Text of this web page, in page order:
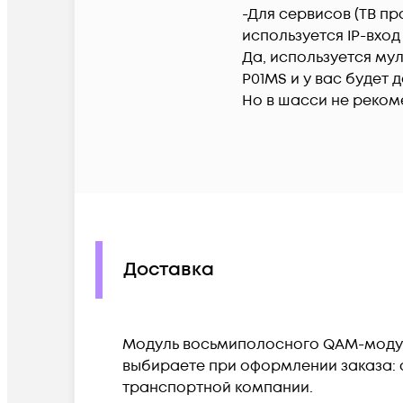
-Для сервисов (ТВ
используется IP-
Да, используется
P01MS и у вас
Но в шасси не
Доставка
Модуль восьмиполосного QAM-
выбираете при оформлении заказа:
транспортной компании.